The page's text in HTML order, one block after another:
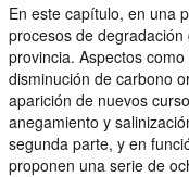
En este capítulo, en una
procesos de
provincia. Aspectos
disminución de carbono
aparición de nuevos
anegamiento y
segunda parte, y en
proponen una serie de